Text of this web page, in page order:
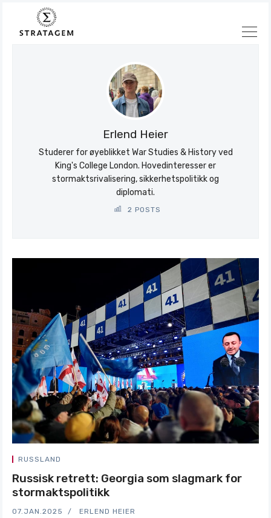
Søk
Stratagem
Erlend Heier
Studerer for øyeblikket War Studies & History ved
King's College London. Hovedinteresser er
stormaktsrivalisering, sikkerhetspolitikk og
diplomati.
2 POSTS
RUSSLAND
Russisk retrett: Georgia som slagmark for
stormaktspolitikk
07.JAN.2025 ERLEND HEIER